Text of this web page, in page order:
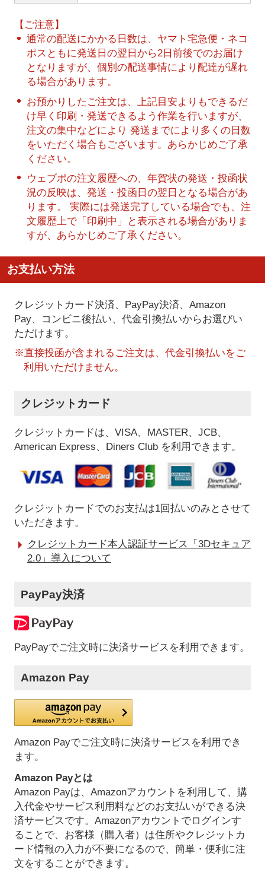
【ご注意】
通常の配送にかかる日数は、ヤマト宅急便・ネコ
ポスともに発送日の翌日から2日前後でのお届け
となりますが、個別の配送事情により配達が遅れ
る場合があります。
お預かりしたご注文は、上記目安よりもできるだ
け早く印刷・発送できるよう作業を行いますが、
注文の集中などにより 発送までにより多くの日数
をいただく場合もございます。あらかじめご了承
ください。
ウェブポの注文履歴への、年賀状の発送・投函状
況の反映は、発送・投函日の翌日となる場合があ
ります。 実際には発送完了している場合でも、注
文履歴上で「印刷中」と表示される場合がありま
すが、あらかじめご了承ください。
お支払い方法
クレジットカード決済、PayPay決済、Amazon
Pay、コンビニ後払い、代金引換払いからお選びい
ただけます。
※直接投函が含まれるご注文は、代金引換払いをご
利用いただけません。
クレジットカード
クレジットカードは、VISA、MASTER、JCB、
American Express、Diners Club を利用できます。
クレジットカードでのお支払は1回払いのみとさせて
いただきます。
クレジットカード本人認証サービス「3Dセキュア
2.0」導入について
PayPay決済
PayPayでご注文時に決済サービスを利用できます。
Amazon Pay
Amazon Payでご注文時に決済サービスを利用でき
ます。
Amazon Payとは
Amazon Payは、Amazonアカウントを利用して、購
入代金やサービス利用料などのお支払いができる決
済サービスです。Amazonアカウントでログインす
ることで、お客様（購入者）は住所やクレジットカ
ード情報の入力が不要になるので、簡単・便利に注
文をすることができます。